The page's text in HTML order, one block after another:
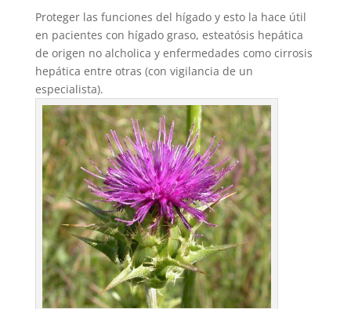
Proteger las funciones del hígado y esto la hace útil
en pacientes con hígado graso, esteatósis hepática
de origen no alcholica y enfermedades como cirrosis
hepática entre otras (con vigilancia de un
especialista).